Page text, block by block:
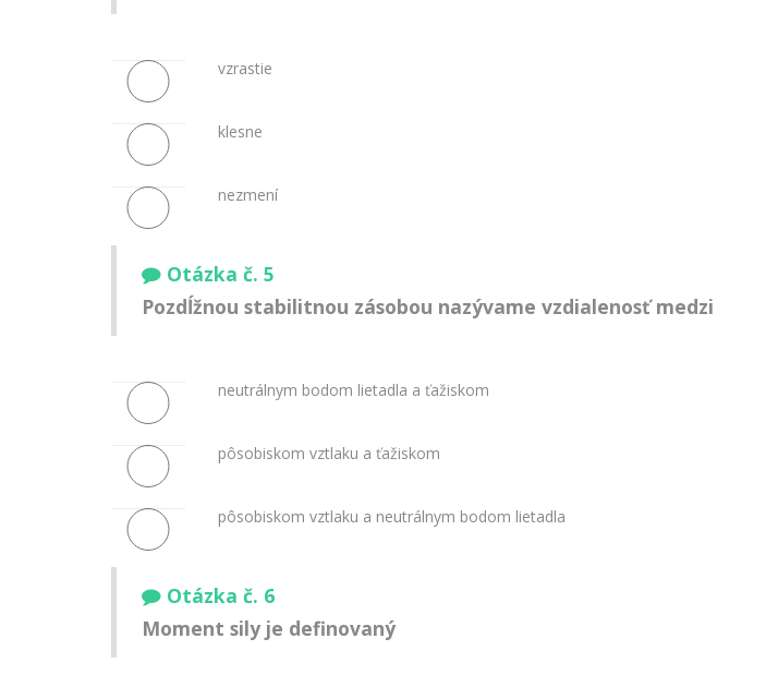
vzrastie
klesne
nezmení
Otázka č. 5
Pozdĺžnou stabilitnou zásobou nazývame vzdialenosť medzi
neutrálnym bodom lietadla a ťažiskom
pôsobiskom vztlaku a ťažiskom
pôsobiskom vztlaku a neutrálnym bodom lietadla
Otázka č. 6
Moment sily je definovaný